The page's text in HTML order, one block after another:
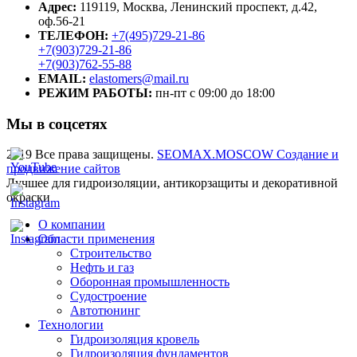
Адрес: 119119, Москва, Ленинский проспект, д.42,
оф.56-21
ТЕЛЕФОН: +7(495)729-21-86
+7(903)729-21-86
+7(903)762-55-88
EMAIL: elastomers@mail.ru
РЕЖИМ РАБОТЫ: пн-пт с 09:00 до 18:00
Мы в соцсетях
2019 Все права защищены. SEOMAX.MOSCOW Создание и
продвижение сайтов
Лучшее для гидроизоляции, антикорзащиты и декоративной
окраски
О компании
Области применения
Строительство
Нефть и газ
Оборонная промышленность
Судостроение
Автотюнинг
Технологии
Гидроизоляция кровель
Гидроизоляция фундаментов